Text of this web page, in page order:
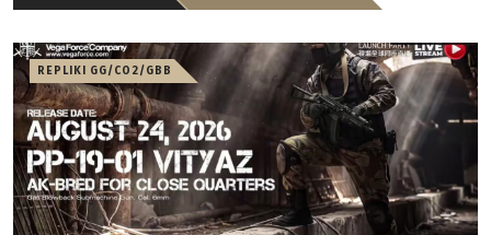
REPLIKI GG/CO2/GBB